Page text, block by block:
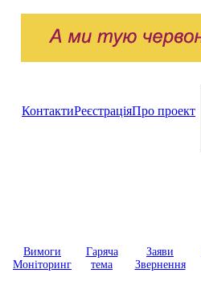
КонтактиРеєстраціяПро проект
Вимоги
Моніторинг
Гаряча
тема
Заяви
Звернення